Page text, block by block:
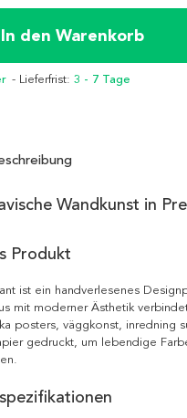
In den Warenkorb
- Lieferfrist: 3 - 7 Tage
Wandkunst in
Produkt
ist ein handverlesenes
mit moderner Ästhetik
posters, väggkonst, inredning
gedruckt, um lebendige